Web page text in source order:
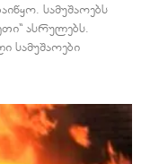
სამუშაოებს
ასრულებს.
სამუშაოები